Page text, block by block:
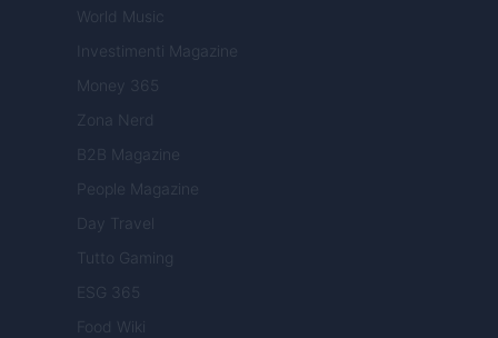
World Music
Investimenti Magazine
Money 365
Zona Nerd
B2B Magazine
People Magazine
Day Travel
Tutto Gaming
ESG 365
Food Wiki